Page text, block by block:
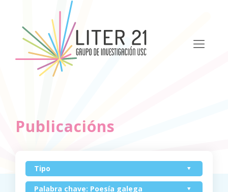
Publicacións
Tipo
Palabra chave: Poesía galega